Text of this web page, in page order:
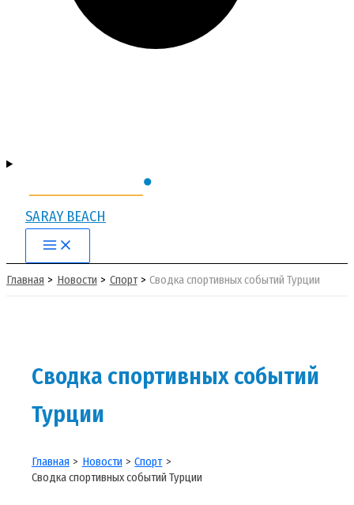
SARAY BEACH
Main
Menu
Главная Новости Спорт Сводка спортивных событий Турции
Сводка спортивных событий
Турции
Главная Новости
Спорт
Сводка спортивных событий Турции